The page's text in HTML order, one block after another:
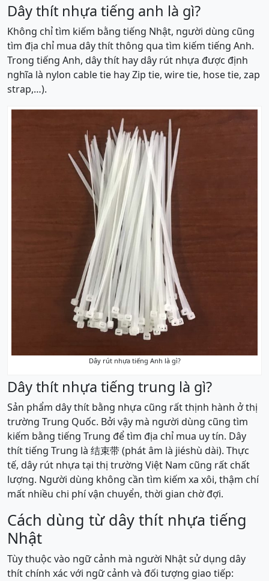
Dây thít nhựa tiếng anh là gì?
Không chỉ tìm kiếm bằng tiếng Nhật, người dùng cũng
tìm địa chỉ mua dây thít thông qua tìm kiếm tiếng Anh.
Trong tiếng Anh, dây thít hay dây rút nhựa được định
nghĩa là nylon cable tie hay Zip tie, wire tie, hose tie, zap
strap,…).
Dây rút nhựa tiếng Anh là gì?
Dây thít nhựa tiếng trung là gì?
Sản phẩm dây thít bằng nhựa cũng rất thịnh hành ở thị
trường Trung Quốc. Bởi vậy mà người dùng cũng tìm
kiếm bằng tiếng Trung để tìm địa chỉ mua uy tín. Dây
thít tiếng Trung là 结束带 (phát âm là jiéshù dài). Thực
tế, dây rút nhựa tại thị trường Việt Nam cũng rất chất
lượng. Người dùng không cần tìm kiếm xa xôi, thậm chí
mất nhiều chi phí vận chuyển, thời gian chờ đợi.
Cách dùng từ dây thít nhựa tiếng
Nhật
Tùy thuộc vào ngữ cảnh mà người Nhật sử dụng dây
thít chính xác với ngữ cảnh và đối tượng giao tiếp: